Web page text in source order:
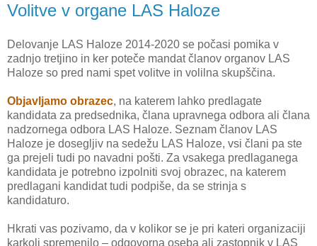
Volitve v organe LAS Haloze
Delovanje LAS Haloze 2014-2020 se počasi pomika v
zadnjo tretjino in ker poteče mandat članov organov LAS
Haloze so pred nami spet volitve in volilna skupščina.
Objavljamo obrazec, na katerem lahko predlagate
kandidata za predsednika, člana upravnega odbora ali člana
nadzornega odbora LAS Haloze. Seznam članov LAS
Haloze je dosegljiv na sedežu LAS Haloze, vsi člani pa ste
ga prejeli tudi po navadni pošti. Za vsakega predlaganega
kandidata je potrebno izpolniti svoj obrazec, na katerem
predlagani kandidat tudi podpiše, da se strinja s
kandidaturo.
Hkrati vas pozivamo, da v kolikor se je pri kateri organizaciji
karkoli spremenilo – odgovorna oseba ali zastopnik v LAS